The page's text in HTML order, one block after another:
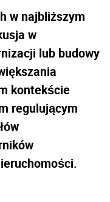
w najbliższym
w
lub budowy
kontekście
regulującym